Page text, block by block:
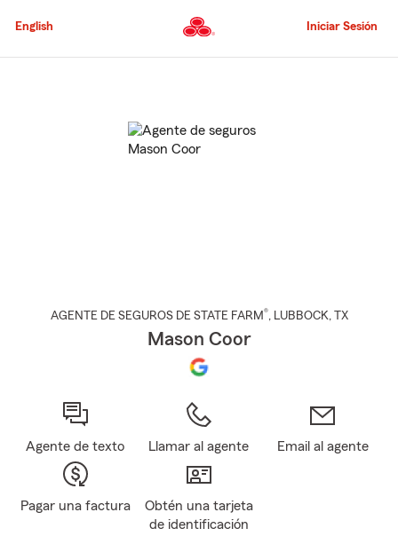
al
principal
English Iniciar Sesión
AGENTE DE SEGUROS DE STATE FARM®, LUBBOCK, TX
Mason Coor
Agente de texto Llamar al agente Email al agente
Pagar una factura
Obtén una tarjeta
de identificación